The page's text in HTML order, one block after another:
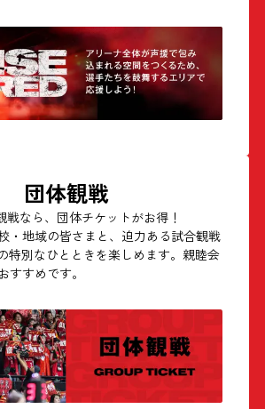
団体観戦
戦なら、団体チケットがお得！
・地域の皆さまと、迫力ある試合観戦
特別なひとときを楽しめます。親睦会
すすめです。